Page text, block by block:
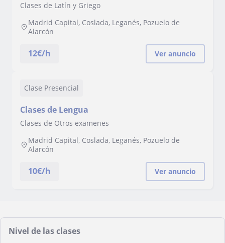
Clases de Latín y Griego
Madrid Capital, Coslada, Leganés, Pozuelo de
Alarcón
12€/h Ver anuncio
Clase Presencial
Clases de Lengua
Clases de Otros examenes
Madrid Capital, Coslada, Leganés, Pozuelo de
Alarcón
10€/h Ver anuncio
Nivel de las clases